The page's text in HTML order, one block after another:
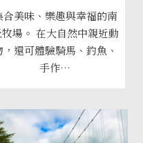
合美味、樂趣與幸福的南
牧場。 在大自然中親近動
，還可體驗騎馬、釣魚、
手作…